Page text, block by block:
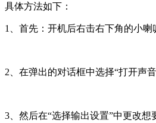
具体方法如下：
1、首先：开机后右击右下角的小喇
2、在弹出的对话框中选择“打开声音
3、然后在“选择输出设置”中更改想